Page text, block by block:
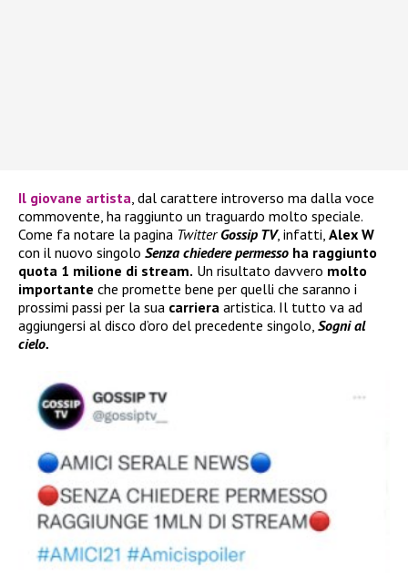
Il giovane artista , dal carattere introverso ma dalla voce
commovente, ha raggiunto un traguardo molto speciale.
Come fa notare la pagina Twitter Gossip TV, infatti, Alex W
con il nuovo singolo Senza chiedere permesso ha raggiunto
quota 1 milione di stream. Un risultato davvero molto
importante che promette bene per quelli che saranno i
prossimi passi per la sua carriera artistica. Il tutto va ad
aggiungersi al disco d’oro del precedente singolo, Sogni al
cielo.